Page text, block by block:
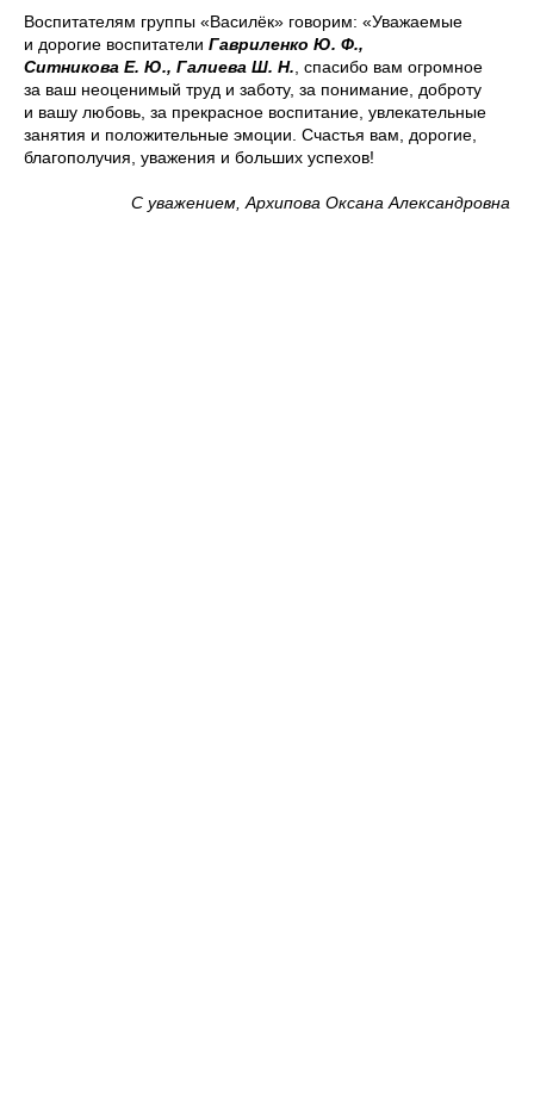
Воспитателям группы «Василёк» говорим: «Уважаемые
и дорогие воспитатели Гавриленко Ю. Ф.,
Ситникова Е. Ю., Галиева Ш. Н. , спасибо вам огромное
за ваш неоценимый труд и заботу, за понимание, доброту
и вашу любовь, за прекрасное воспитание, увлекательные
занятия и положительные эмоции. Счастья вам, дорогие,
благополучия, уважения и больших успехов!
С уважением, Архипова Оксана Александровна